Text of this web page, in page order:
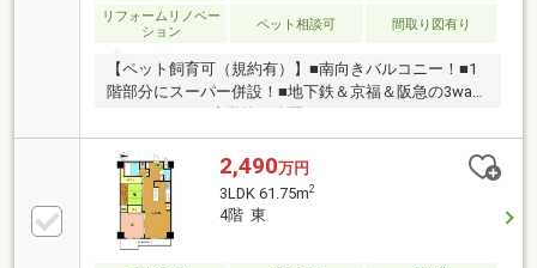
リフォームリノベー
ション
ペット相談可 間取り図有り
【ペット飼育可（規約有）】■南向きバルコニー！■1
階部分にスーパー併設！■地下鉄＆京福＆阪急の3way
トアなど周辺施設充実！■R3.6リフォーム歴あり！
2,490万円
3LDK 61.75m2
4階 東